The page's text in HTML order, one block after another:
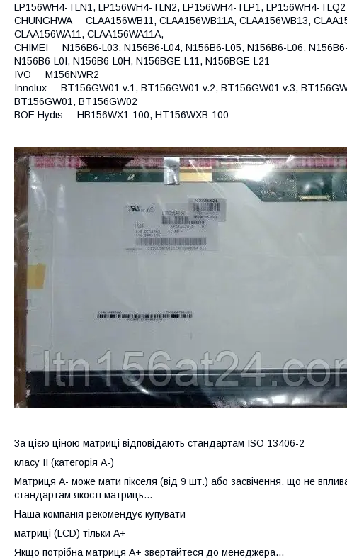
LP156WH4-TLN1, LP156WH4-TLN2, LP156WH4-TLP1, LP156WH4-TLQ2
CHUNGHWA CLAA156WB11, CLAA156WB11A, CLAA156WB13,
CLAA156WA11, CLAA156WA11A,
CHIMEI N156B6-L03, N156B6-L04, N156B6-L05, N156B6-L06,
N156B6-L0I, N156B6-L0H, N156BGE-L11, N156BGE-L21
IVO M156NWR2
Innolux BT156GW01 v.1, BT156GW01 v.2, BT156GW01 v.3,
BT156GW01, BT156GW02
BOE Hydis HB156WX1-100, HT156WXB-100
За цією ціною матриці відповідають стандартам ISO 13406-2
класу II (категорія А-)
Матриця А- може мати пікселя (від 9 шт.) або засвічення, що не
стандартам якості матриць...
Наша компанія рекомендує купувати
матриці (LCD) тільки А+
Якщо потрібна матриця А+ звертайтеся до менеджера...